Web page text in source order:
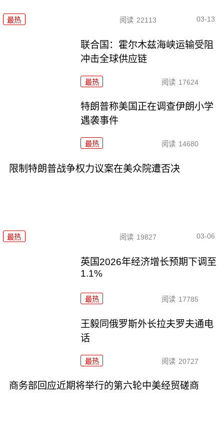
最热 阅读 22113 03-13
联合国：霍尔木兹海峡运输受阻
冲击全球供应链
最热 阅读 17624
特朗普称美国正在调查伊朗小学
遇袭事件
最热 阅读 14680
限制特朗普战争权力议案在美众院遭否决
最热 阅读 19827 03-06
英国2026年经济增长预期下调至
1.1%
最热 阅读 17785
王毅同俄罗斯外长拉夫罗夫通电
话
最热 阅读 20727
商务部回应近期将举行的第六轮中美经贸磋商